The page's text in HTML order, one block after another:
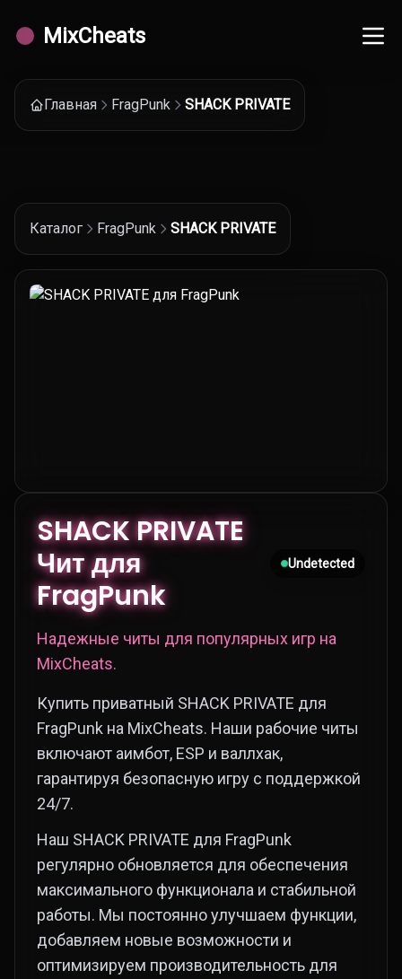
MixCheats
Главная FragPunk SHACK PRIVATE
Каталог FragPunk SHACK PRIVATE
SHACK PRIVATE
Чит для
FragPunk
Undetected
Надежные читы для популярных игр на
MixCheats.
Купить приватный SHACK PRIVATE для
FragPunk на MixCheats. Наши рабочие читы
включают аимбот, ESP и валлхак,
гарантируя безопасную игру с поддержкой
24/7.
Наш SHACK PRIVATE для FragPunk
регулярно обновляется для обеспечения
максимального функционала и стабильной
работы. Мы постоянно улучшаем функции,
добавляем новые возможности и
оптимизируем производительность для